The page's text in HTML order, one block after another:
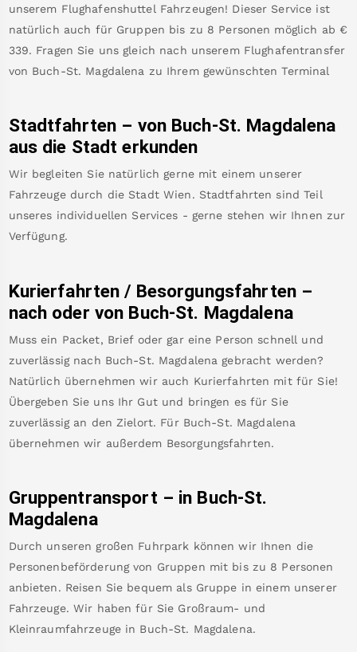
unserem Flughafenshuttel Fahrzeugen! Dieser Service ist
natürlich auch für Gruppen bis zu 8 Personen möglich ab €
339. Fragen Sie uns gleich nach unserem Flughafentransfer
von Buch-St. Magdalena zu Ihrem gewünschten Terminal
Stadtfahrten – von Buch-St. Magdalena
aus die Stadt erkunden
Wir begleiten Sie natürlich gerne mit einem unserer
Fahrzeuge durch die Stadt Wien. Stadtfahrten sind Teil
unseres individuellen Services - gerne stehen wir Ihnen zur
Verfügung.
Kurierfahrten / Besorgungsfahrten –
nach oder von Buch-St. Magdalena
Muss ein Packet, Brief oder gar eine Person schnell und
zuverlässig nach Buch-St. Magdalena gebracht werden?
Natürlich übernehmen wir auch Kurierfahrten mit für Sie!
Übergeben Sie uns Ihr Gut und bringen es für Sie
zuverlässig an den Zielort. Für Buch-St. Magdalena
übernehmen wir außerdem Besorgungsfahrten.
Gruppentransport – in Buch-St.
Magdalena
Durch unseren großen Fuhrpark können wir Ihnen die
Personenbeförderung von Gruppen mit bis zu 8 Personen
anbieten. Reisen Sie bequem als Gruppe in einem unserer
Fahrzeuge. Wir haben für Sie Großraum- und
Kleinraumfahrzeuge in Buch-St. Magdalena.